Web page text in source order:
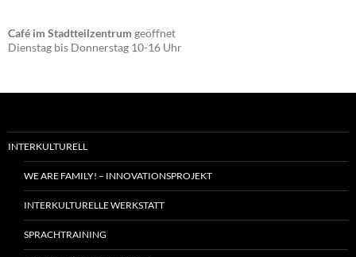
Café im Stadtteilzentrum geöffnet
Dienstag bis Donnerstag 10-16 Uhr
INTERKULTURELL
WE ARE FAMILY! – INNOVATIONSPROJEKT
INTERKULTURELLE WERKSTATT
SPRACHTRAINING